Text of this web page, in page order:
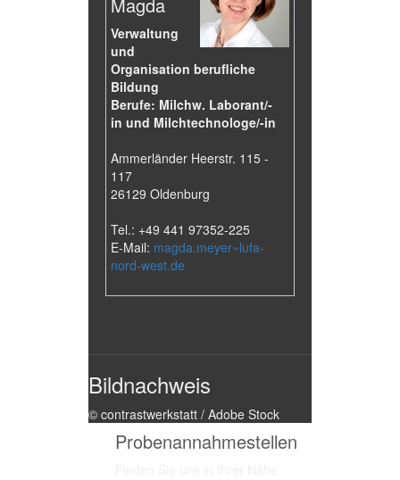
Verwaltung
und
Organisation berufliche
Bildung
Berufe: Milchw. Laborant/-
in und Milchtechnologe/-in
Ammerländer Heerstr. 115 -
117
26129 Oldenburg
Tel.: +49 441 97352-225
E-Mail: magda.meyer~lufa-
nord-west.de
Bildnachweis
© contrastwerkstatt / Adobe Stock
Probenannahmestellen